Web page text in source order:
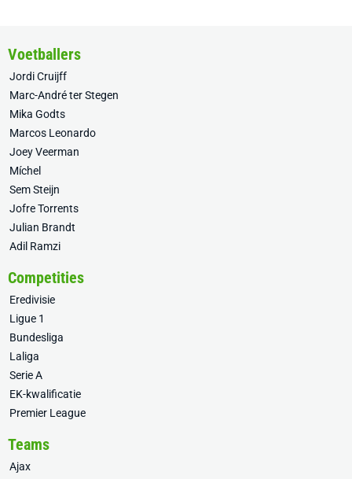
Voetballers
Jordi Cruijff
Marc-André ter Stegen
Mika Godts
Marcos Leonardo
Joey Veerman
Míchel
Sem Steijn
Jofre Torrents
Julian Brandt
Adil Ramzi
Competities
Eredivisie
Ligue 1
Bundesliga
Laliga
Serie A
EK-kwalificatie
Premier League
Teams
Ajax